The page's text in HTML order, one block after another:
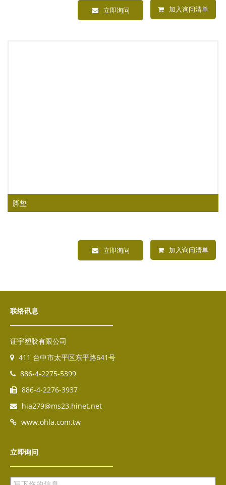
立即询问 加入询问清单
脚垫
立即询问 加入询问清单
联络讯息
证宇塑胶有限公司
411 台中市太平区东平路641号
886-4-2275-5399
886-4-2276-3937
hia279@ms23.hinet.net
www.ohla.com.tw
立即询问